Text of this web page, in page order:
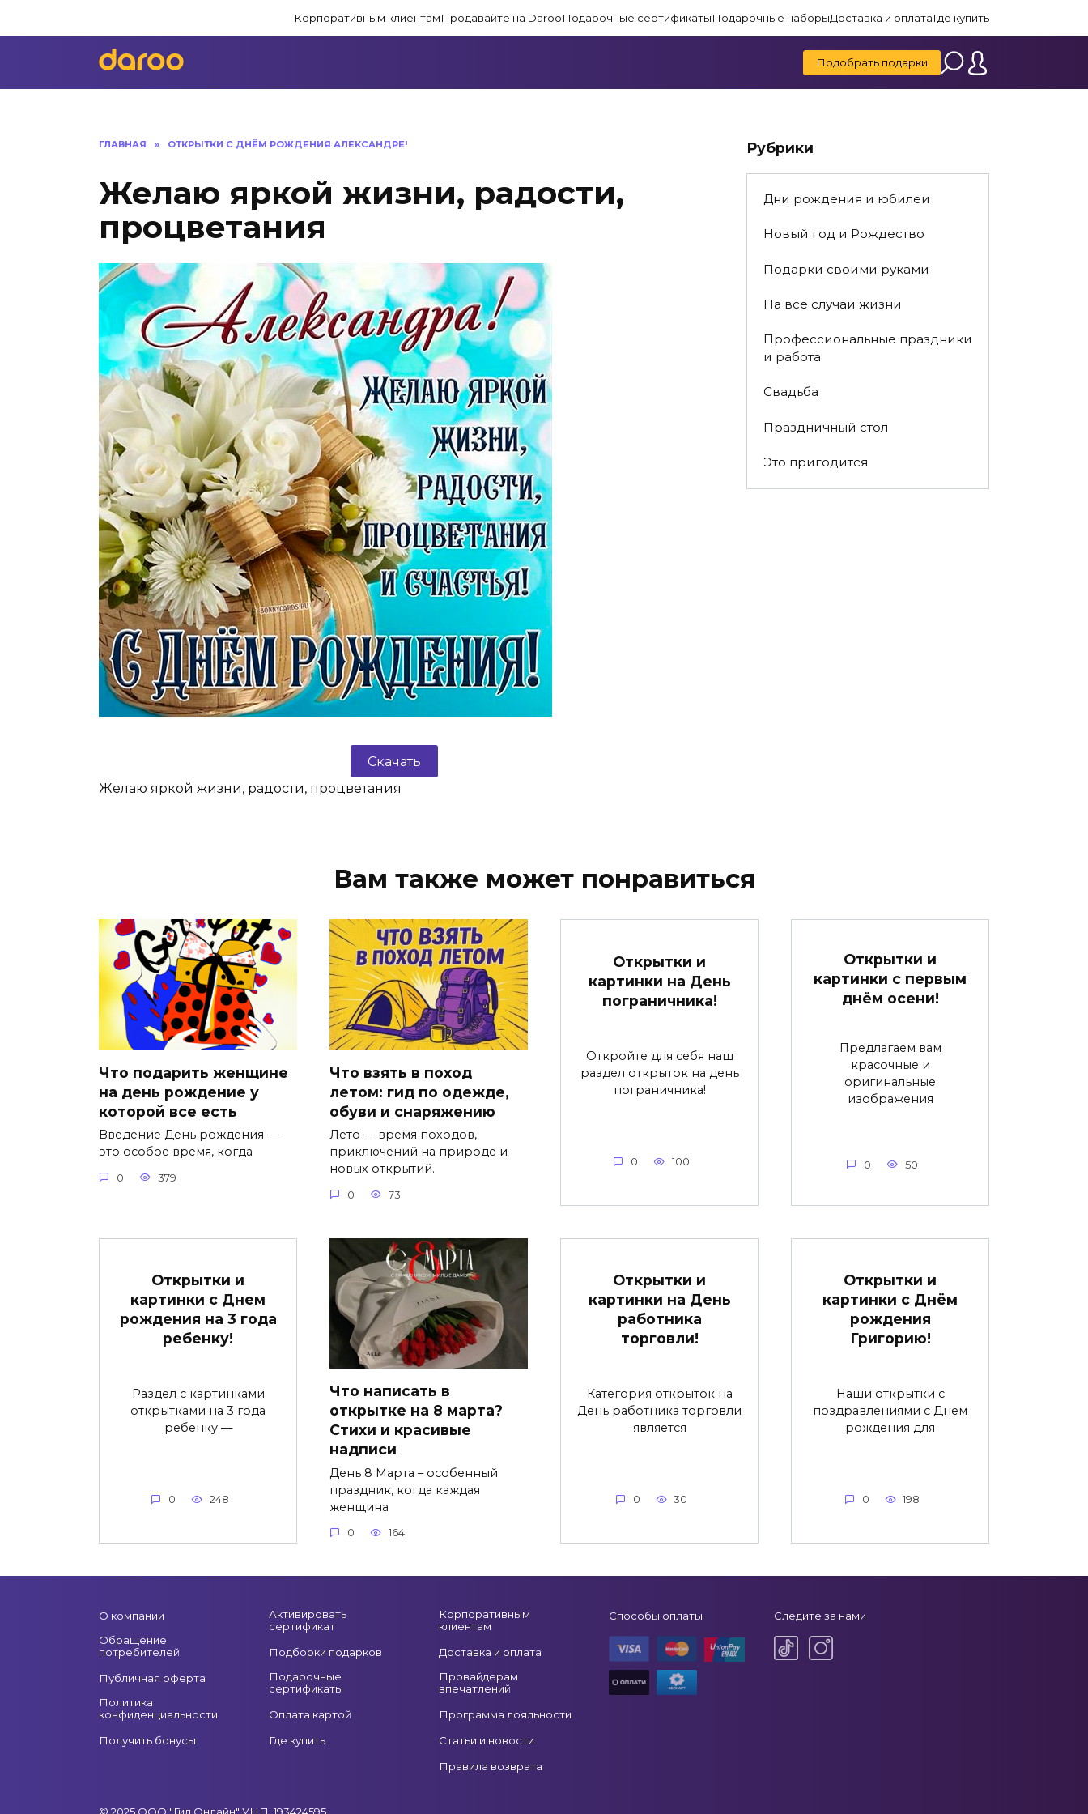
Корпоративным клиентамПродавайте на DarooПодарочные сертификатыПодарочные наборыДоставка и оплатаГде купить
Подобрать подарки
ГЛАВНАЯ » ОТКРЫТКИ С ДНЁМ РОЖДЕНИЯ АЛЕКСАНДРЕ!
Желаю яркой жизни, радости,
процветания
Скачать
Желаю яркой жизни, радости, процветания
Рубрики
Дни рождения и юбилеи
Новый год и Рождество
Подарки своими руками
На все случаи жизни
Профессиональные праздники
и работа
Свадьба
Праздничный стол
Это пригодится
Вам также может понравиться
Что подарить женщине
на день рождение у
которой все есть
Введение День рождения —
это особое время, когда
0 379
Что взять в поход
летом: гид по одежде,
обуви и снаряжению
Лето — время походов,
приключений на природе и
новых открытий.
0 73
Открытки и
картинки на День
пограничника!
Откройте для себя наш
раздел открыток на день
пограничника!
0 100
Открытки и
картинки с первым
днём осени!
Предлагаем вам
красочные и
оригинальные
изображения
0 50
Открытки и
картинки с Днем
рождения на 3 года
ребенку!
Раздел с картинками
открытками на 3 года
ребенку —
0 248
Что написать в
открытке на 8 марта?
Стихи и красивые
надписи
День 8 Марта – особенный
праздник, когда каждая
женщина
0 164
Открытки и
картинки на День
работника
торговли!
Категория открыток на
День работника торговли
является
0 30
Открытки и
картинки с Днём
рождения
Григорию!
Наши открытки с
поздравлениями с Днем
рождения для
0 198
О компании
Обращение
потребителей
Публичная оферта
Политика
конфиденциальности
Получить бонусы
Активировать
сертификат
Подборки подарков
Подарочные
сертификаты
Оплата картой
Где купить
Корпоративным
клиентам
Доставка и оплата
Провайдерам
впечатлений
Программа лояльности
Статьи и новости
Правила возврата
Способы оплаты Следите за нами